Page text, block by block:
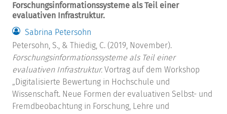
Forschungsinformationssysteme als Teil einer
evaluativen Infrastruktur.
Sabrina Petersohn
Petersohn, S., & Thiedig, C. (2019, November).
Forschungsinformationssysteme als Teil einer
evaluativen Infrastruktur. Vortrag auf dem Workshop
„Digitalisierte Bewertung in Hochschule und
Wissenschaft. Neue Formen der evaluativen Selbst- und
Fremdbeobachtung in Forschung, Lehre und